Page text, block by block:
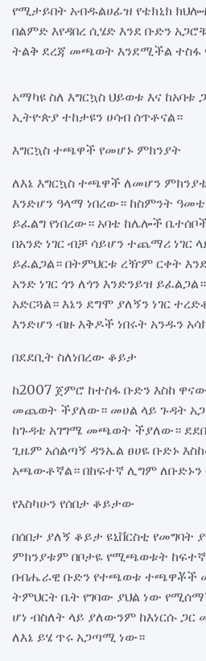
የሚታይበት አብዱልሀፊዝ የቴክኒክ
በልምድ እየዳበረ ሲሄድ እንደ ቡድን
ትልቅ ደረጃ መጫወት እንደሚችል ተስፋ
አማካዩ ስለ እግርኳስ ህይወቱ እና ከአባቱ
ኢትዮጵያ ተከታዩን ሀሳብ ሰጥቶናል።
እግርኳስ ተጫዋች የመሆኑ ምክንያት
ለእኔ እግርኳስ ተጫዋች ለመሆን
እንድሆን ዓላማ ነበረው። ከስምንት
ይፈልግ የነበረው። አባቴ ከሌሎች
በአንድ ነገር ብቻ ሳይሆን ተጨማሪ ነገር
ይፈልጋል። በትምህርቱ ረዥም ርቀት
አንድ ነገር ጎን ለጎን እንድንይዝ
አድርጓል። እኔን ደግሞ ያለኝን ነገር
እንድሆን ብዙ እቅዶች ነበሩት አንዱን
በደደቢት ስለነበረው ቆይታ
ከ2007 ጀምሮ ከተስፋ ቡድን እስከ
መጨወት ችያለው። መሀል ላይ ጉዳት
ከጉዳቴ አገግሜ መጫወት ችያለው።
ጊዜም አሰልጣኝ ዳንኤል ፀሀዬ ቡድኑ
አጫውቶኛል። በከፍተኛ ሊግም ለቡድኑን
የእስካሁን የሰበታ ቆይታው
በሰበታ ያለኝ ቆይታ ዩኒቨርስቲ የመግባት
ምክንያቱም በቦታዬ የሚጫወቱት
በብሔራዊ ቡድን የተጫወቱ ተጫዋቾች
ትምህርት ቤት የገባው ያህል ነው
ሆነ ብስለት ላይ ያለውንም ከእነርሱ
ለእኔ ይሄ ጥሩ አጋጣሚ ነው።